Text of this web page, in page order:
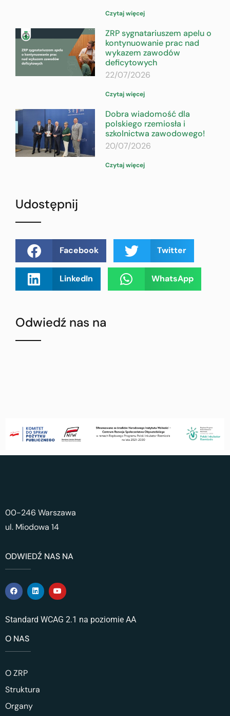
Czytaj więcej
ZRP sygnatariuszem apelu o
kontynuowanie prac nad
wykazem zawodów
deficytowych
22/07/2026
Czytaj więcej
Dobra wiadomość dla
polskiego rzemiosła i
szkolnictwa zawodowego!
20/07/2026
Czytaj więcej
Udostępnij
Facebook Twitter
LinkedIn WhatsApp
Odwiedź nas na
00-246 Warszawa
ul. Miodowa 14
ODWIEDŹ NAS NA
Standard WCAG 2.1 na poziomie AA
O NAS
O ZRP
Struktura
Organy